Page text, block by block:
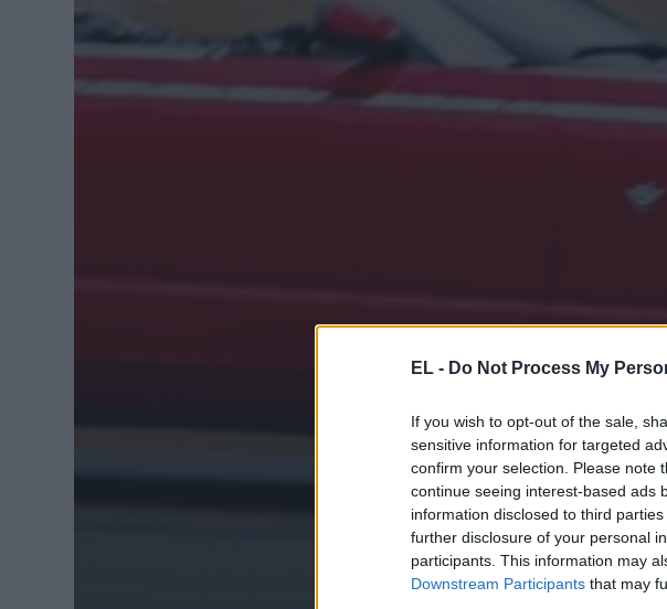
EL - Do Not Process My
If you wish to opt-out of the sale,
sensitive information for targeted
confirm your selection. Please note
continue seeing interest-based ads
information disclosed to third
further disclosure of your personal
participants. This information may
Downstream Participants that may